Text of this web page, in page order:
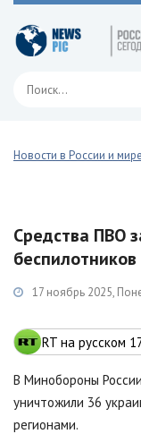
Новости в России и мире
Средства ПВО
17 ноябрь 2025,
RT на русском
В Минобороны
уничтожили 36
регионами.